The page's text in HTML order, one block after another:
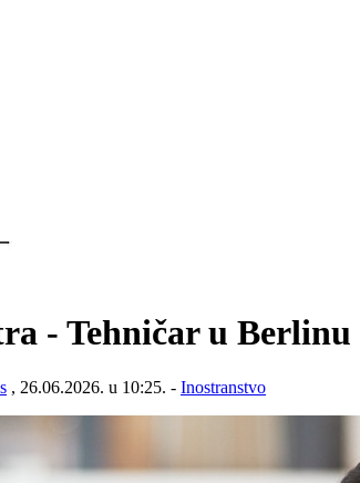
- Tehničar u Berlinu
, 26.06.2026. u 10:25. - Inostranstvo